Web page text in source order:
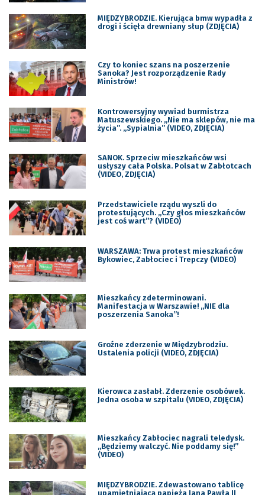
MIĘDZYBRODZIE. Kierująca bmw wypadła z
drogi i ścięła drewniany słup (ZDJĘCIA)
Czy to koniec szans na poszerzenie
Sanoka? Jest rozporządzenie Rady
Ministrów!
Kontrowersyjny wywiad burmistrza
Matuszewskiego. „Nie ma sklepów, nie ma
życia”. „Sypialnia” (VIDEO, ZDJĘCIA)
SANOK. Sprzeciw mieszkańców wsi
usłyszy cała Polska. Polsat w Zabłotcach
(VIDEO, ZDJĘCIA)
Przedstawiciele rządu wyszli do
protestujących. „Czy głos mieszkańców
jest coś wart”? (VIDEO)
WARSZAWA: Trwa protest mieszkańców
Bykowiec, Zabłociec i Trepczy (VIDEO)
Mieszkańcy zdeterminowani.
Manifestacja w Warszawie! „NIE dla
poszerzenia Sanoka”!
Groźne zderzenie w Międzybrodziu.
Ustalenia policji (VIDEO, ZDJĘCIA)
Kierowca zasłabł. Zderzenie osobówek.
Jedna osoba w szpitalu (VIDEO, ZDJĘCIA)
Mieszkańcy Zabłociec nagrali teledysk.
„Będziemy walczyć. Nie poddamy się!”
(VIDEO)
MIĘDZYBRODZIE. Zdewastowano tablicę
upamiętniającą papieża Jana Pawła II